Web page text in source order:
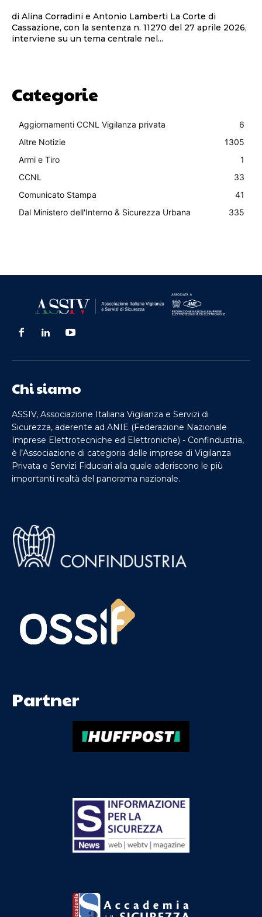
di Alina Corradini e Antonio Lamberti La Corte di
Cassazione, con la sentenza n. 11270 del 27 aprile 2026,
interviene su un tema centrale nel...
Categorie
Aggiornamenti CCNL Vigilanza privata
6
Altre Notizie
1305
Armi e Tiro
1
CCNL
33
Comunicato Stampa
41
Dal Ministero dell'Interno & Sicurezza Urbana
335
Chi siamo
ASSIV, Associazione Italiana Vigilanza e Servizi di
Sicurezza, aderente ad ANIE (Federazione Nazionale
Imprese Elettrotecniche ed Elettroniche) - Confindustria,
è l’Associazione di categoria delle imprese di Vigilanza
Privata e Servizi Fiduciari alla quale aderiscono le più
importanti realtà del panorama nazionale.
Partner